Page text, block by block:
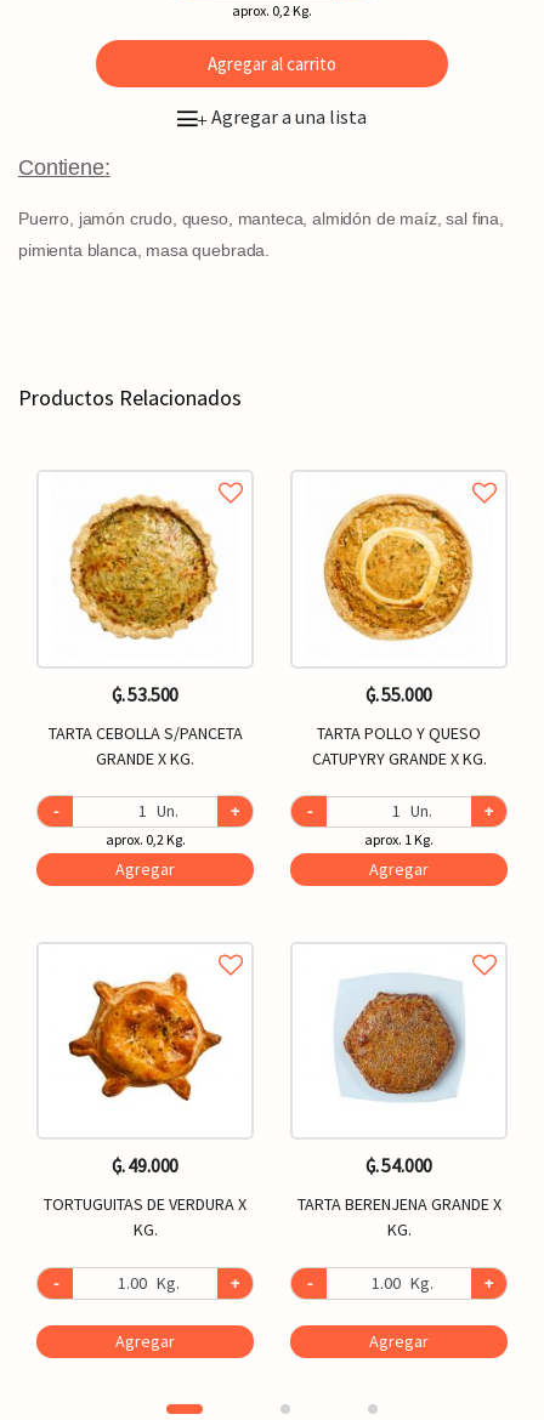
aprox. 0,2 Kg.
Agregar al carrito
+Agregar a una lista
Contiene:
Puerro, jamón crudo, queso, manteca, almidón de maíz, sal fina,
pimienta blanca, masa quebrada.
Productos Relacionados
₲. 53.500
TARTA CEBOLLA S/PANCETA
GRANDE X KG.
- Un. +
aprox. 0,2 Kg.
Agregar
₲. 49.000
TORTUGUITAS DE VERDURA X
KG.
- Kg. +
Agregar
₲. 55.000
TARTA POLLO Y QUESO
CATUPYRY GRANDE X KG.
- Un. +
aprox. 1 Kg.
Agregar
₲. 54.000
TARTA BERENJENA GRANDE X
KG.
- Kg. +
Agregar